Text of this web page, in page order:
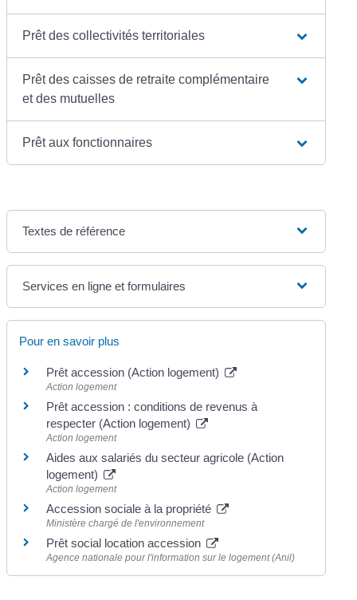
Prêt des collectivités territoriales
Prêt des caisses de retraite complémentaire
et des mutuelles
Prêt aux fonctionnaires
Textes de référence
Services en ligne et formulaires
Pour en savoir plus
Prêt accession (Action logement)
Action logement
Prêt accession : conditions de revenus à
respecter (Action logement)
Action logement
Aides aux salariés du secteur agricole (Action
logement)
Action logement
Accession sociale à la propriété
Ministère chargé de l'environnement
Prêt social location accession
Agence nationale pour l'information sur le logement (Anil)